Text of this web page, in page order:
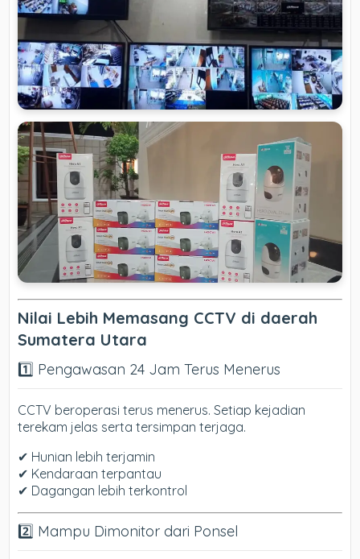
Nilai Lebih Memasang CCTV di daerah
Sumatera Utara
1️⃣ Pengawasan 24 Jam Terus Menerus
CCTV beroperasi terus menerus. Setiap kejadian
terekam jelas serta tersimpan terjaga.
✔ Hunian lebih terjamin
✔ Kendaraan terpantau
✔ Dagangan lebih terkontrol
2️⃣ Mampu Dimonitor dari Ponsel